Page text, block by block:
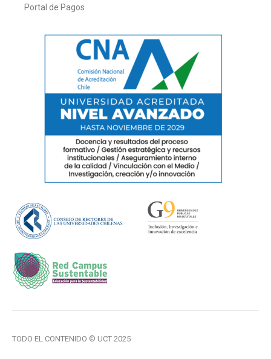
Portal de Pagos
TODO EL CONTENIDO © UCT 2025